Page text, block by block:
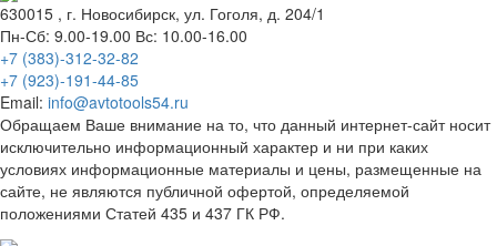
630015 , г. Новосибирск, ул. Гоголя, д. 204/1
Пн-Сб: 9.00-19.00 Вс: 10.00-16.00
+7 (383)-312-32-82
+7 (923)-191-44-85
Email: info@avtotools54.ru
Обращаем Ваше внимание на то, что данный интернет-сайт носит
исключительно информационный характер и ни при каких
условиях информационные материалы и цены, размещенные на
сайте, не являются публичной офертой, определяемой
положениями Статей 435 и 437 ГК РФ.